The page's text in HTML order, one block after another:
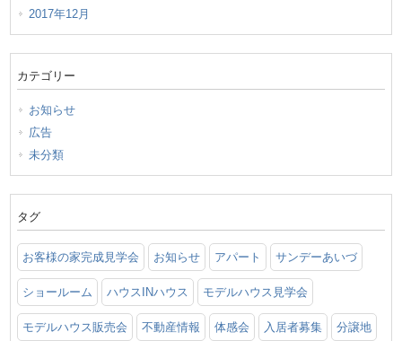
2017年12月
カテゴリー
お知らせ
広告
未分類
タグ
お客様の家完成見学会 お知らせ アパート サンデーあいづ
ショールーム ハウスINハウス モデルハウス見学会
モデルハウス販売会 不動産情報 体感会 入居者募集 分譲地